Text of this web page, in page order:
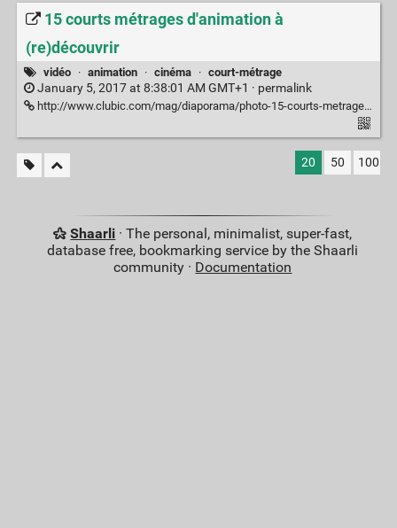
15 courts métrages d'animation à
(re)découvrir
vidéo · animation · cinéma · court-métrage
January 5, 2017 at 8:38:01 AM GMT+1 · permalink
http://www.clubic.com/mag/diaporama/photo-15-courts-metrages-re-decouvrir-86172/
20 50 100
Shaarli · The personal, minimalist, super-fast,
database free, bookmarking service by the Shaarli
community · Documentation